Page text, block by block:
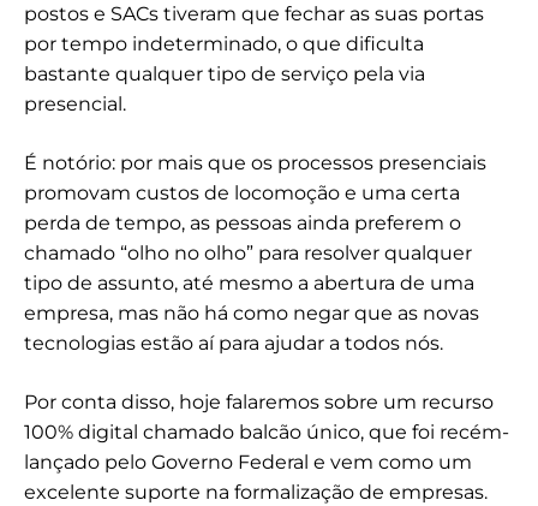
postos e SACs tiveram que fechar as suas portas
por tempo indeterminado, o que dificulta
bastante qualquer tipo de serviço pela via
presencial.
É notório: por mais que os processos presenciais
promovam custos de locomoção e uma certa
perda de tempo, as pessoas ainda preferem o
chamado “olho no olho” para resolver qualquer
tipo de assunto, até mesmo a abertura de uma
empresa, mas não há como negar que as novas
tecnologias estão aí para ajudar a todos nós.
Por conta disso, hoje falaremos sobre um recurso
100% digital chamado balcão único, que foi recém-
lançado pelo Governo Federal e vem como um
excelente suporte na formalização de empresas.